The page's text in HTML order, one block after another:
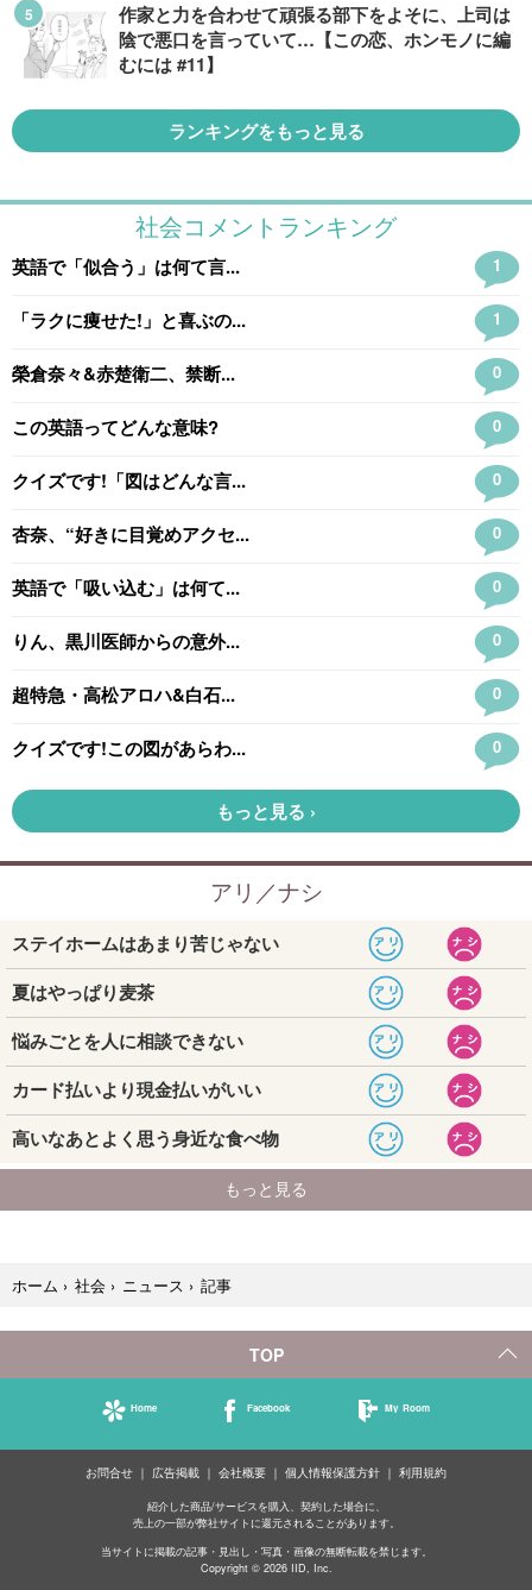
作家と力を合わせて頑張る部下をよそに、上司は
陰で悪口を言っていて…【この恋、ホンモノに編
むには #11】
ランキングをもっと見る
ホーム › 社会 › ニュース › 記事
TOP
Home Facebook My Room
お問合せ 広告掲載 会社概要 個人情報保護方針 利用規約
紹介した商品/サービスを購入、契約した場合に、
売上の一部が弊社サイトに還元されることがあります。
当サイトに掲載の記事・見出し・写真・画像の無断転載を禁じます。
Copyright © 2026 IID, Inc.